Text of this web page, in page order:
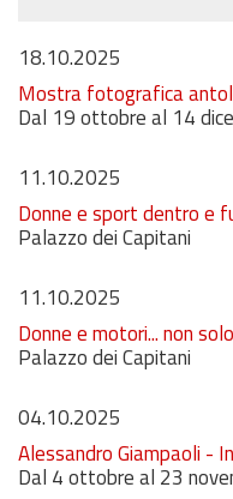
18.10.2025
Mostra fotografica
Dal 19 ottobre al 14
11.10.2025
Donne e sport dentro e
Palazzo dei Capitani
11.10.2025
Donne e motori... non
Palazzo dei Capitani
04.10.2025
Alessandro Giampaoli -
Dal 4 ottobre al 23